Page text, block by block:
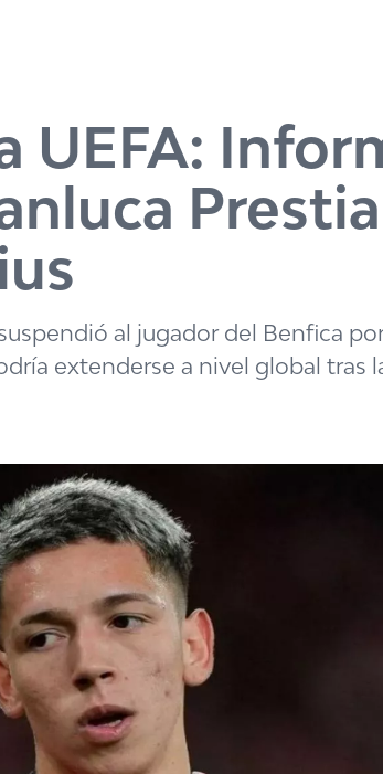
UEFA:
al jugador del Benfica
extenderse a nivel global tras